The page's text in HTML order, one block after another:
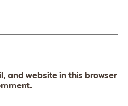
and website in this browser